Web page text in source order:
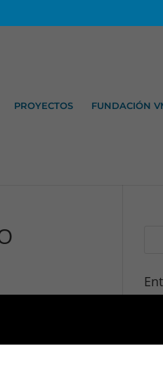
PROYECTOS FUNDACIÓN